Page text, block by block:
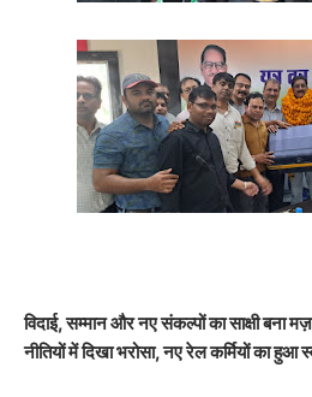
विदाई, सम्मान और नए संकल्पों का साक्षी
नीतियों में दिखा भरोसा, नए रेल कर्मियों का हुआ